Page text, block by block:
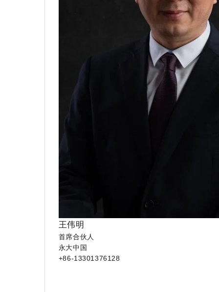
王伟明
首席合伙人
永大中国
+86-13301376128